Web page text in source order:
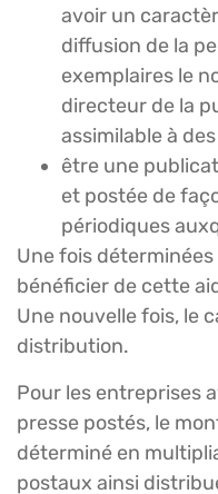
avoir un
diffusion de la
exemplaires le
directeur de la
assimilable à
être une
et postée de
périodiques
Une fois
bénéficier de cette
Une nouvelle fois, le
distribution.
Pour les entreprises
presse postés, le
déterminé en
postaux ainsi